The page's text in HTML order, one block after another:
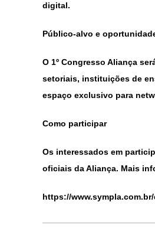
digital.
Público-alvo e
O 1º Congresso Aliança
setoriais, instituições de
espaço exclusivo para
Como participar
Os interessados em
oficiais da Aliança. Mais
https://